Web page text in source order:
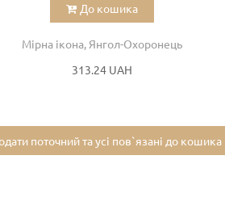
До кошика
Мірна ікона, Янгол-Охоронець
313.24 UAH
поточний та усі пов`язані до кошика